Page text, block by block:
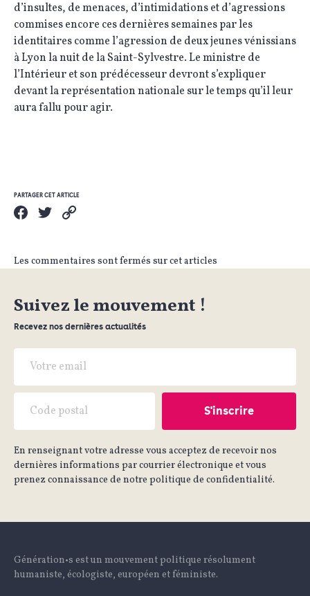
d’insultes, de menaces, d’intimidations et d’agressions
commises encore ces dernières semaines par les
identitaires comme l’agression de deux jeunes vénissians
à Lyon la nuit de la Saint-Sylvestre. Le ministre de
l’Intérieur et son prédécesseur devront s’expliquer
devant la représentation nationale sur le temps qu’il leur
aura fallu pour agir.
PARTAGER CET ARTICLE
Les commentaires sont fermés sur cet articles
Suivez le mouvement !
Recevez nos dernières actualités
En renseignant votre adresse vous acceptez de recevoir nos
dernières informations par courrier électronique et vous
prenez connaissance de notre politique de confidentialité.
Génération•s est un mouvement politique résolument
humaniste, écologiste, européen et féministe.